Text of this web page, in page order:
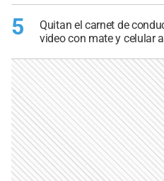
5
Quitan el carnet de
video con mate y celular